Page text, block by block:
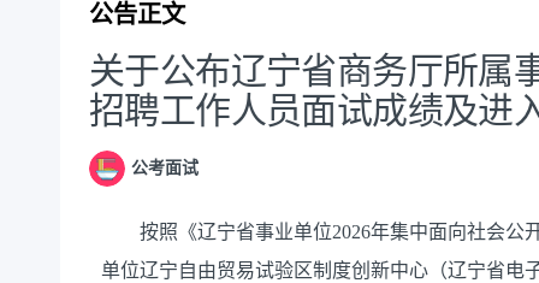
公告正文
关于公布辽宁省商务厅所属
招聘工作人员面试成绩及进
公考面试
按照《辽宁省事业单位2026年集中面向社会公
单位辽宁自由贸易试验区制度创新中心（辽宁省电